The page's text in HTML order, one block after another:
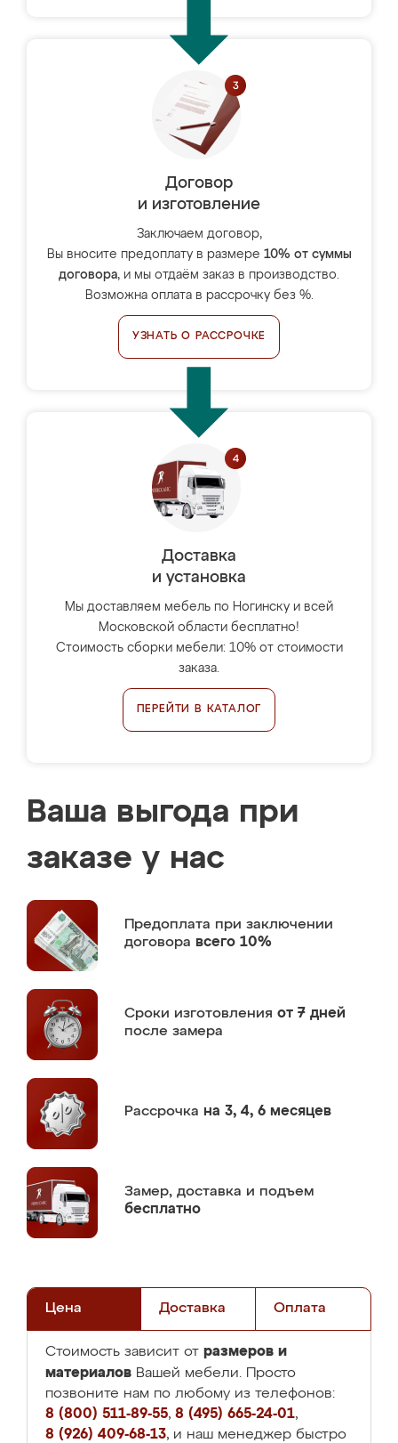
Договор
и изготовление
Заключаем договор,
Вы вносите предоплату в размере 10% от суммы
договора, и мы отдаём заказ в производство.
Возможна оплата в рассрочку без %.
УЗНАТЬ О РАССРОЧКЕ
Доставка
и установка
Мы доставляем мебель по Ногинску и всей
Московской области бесплатно!
Стоимость сборки мебели: 10% от стоимости
заказа.
ПЕРЕЙТИ В КАТАЛОГ
Ваша выгода при
заказе у нас
Предоплата при заключении
договора всего 10%
Сроки изготовления от 7 дней
после замера
Рассрочка на 3, 4, 6 месяцев
Замер, доставка и подъем
бесплатно
Цена Доставка Оплата
Стоимость зависит от размеров и
материалов Вашей мебели. Просто
позвоните нам по любому из телефонов:
8 (800) 511-89-55, 8 (495) 665-24-01,
8 (926) 409-68-13, и наш менеджер быстро